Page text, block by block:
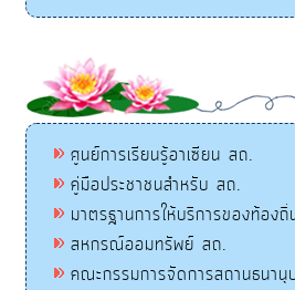
ศูนย์การเรียนรู้อาเซียน สถ.
คู่มือประชาชนสำหรับ สถ.
มาตรฐานการให้บริการของท้องถิ่
สหกรณ์ออมทรัพย์ สถ.
คณะกรรมการจัดการสถานธนา